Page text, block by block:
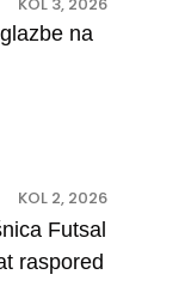
na
KOL 2, 2026
Futsal
raspored